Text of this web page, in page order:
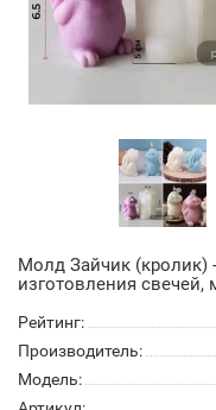
Молд Зайчик (кролик)
изготовления свечей,
Рейтинг:
Производитель:
Модель: